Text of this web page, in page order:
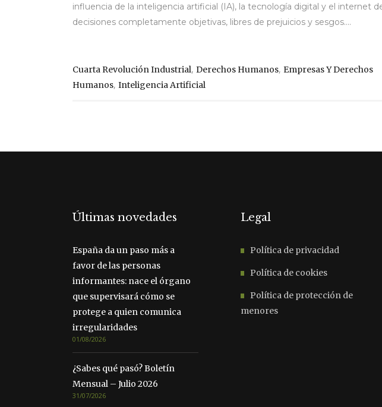
influencia de la inteligencia artificial (IA), la tecnología digital y el internet
decisiones completamente objetivas, libres de prejuicios y sesgos....
Cuarta Revolución Industrial, Derechos Humanos, Empresas Y Derechos
Humanos, Inteligencia Artificial
Últimas novedades
España da un paso más a
favor de las personas
informantes: nace el órgano
que supervisará cómo se
protege a quien comunica
irregularidades
01/08/2026
¿Sabes qué pasó? Boletín
Mensual – Julio 2026
31/07/2026
Legal
Política de privacidad
Política de cookies
Política de protección de
menores